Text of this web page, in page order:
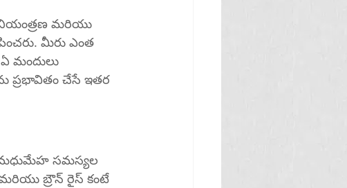
నియంత్రణ మరియు
మీరు ఎంత
మందులు
ప్రభావితం చేసే ఇతర
మధుమేహ సమస్యల
బ్రౌన్ రైస్ కంటే